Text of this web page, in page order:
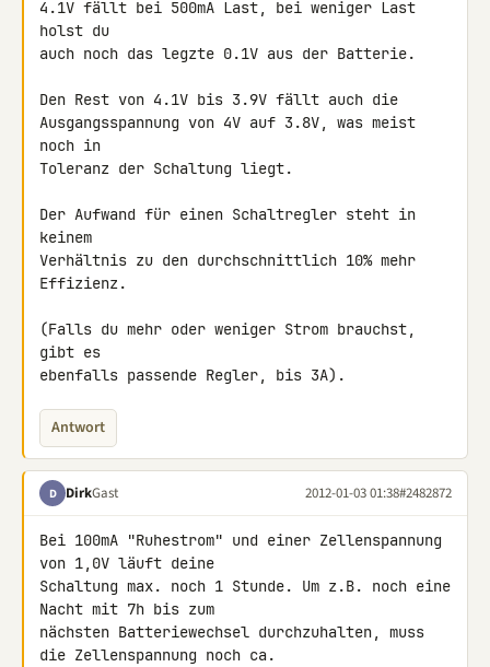
4.1V fällt bei 500mA Last, bei weniger Last
holst du
auch noch das legzte 0.1V aus der Batterie.
Den Rest von 4.1V bis 3.9V fällt auch die
Ausgangsspannung von 4V auf 3.8V, was meist
noch in
Toleranz der Schaltung liegt.
Der Aufwand für einen Schaltregler steht in
keinem
Verhältnis zu den durchschnittlich 10% mehr
Effizienz.
(Falls du mehr oder weniger Strom brauchst,
gibt es
ebenfalls passende Regler, bis 3A).
Antwort
D DirkGast 2012-01-03 01:38#2482872
Bei 100mA "Ruhestrom" und einer Zellenspannung
von 1,0V läuft deine
Schaltung max. noch 1 Stunde. Um z.B. noch eine
Nacht mit 7h bis zum
nächsten Batteriewechsel durchzuhalten, muss
die Zellenspannung noch ca.